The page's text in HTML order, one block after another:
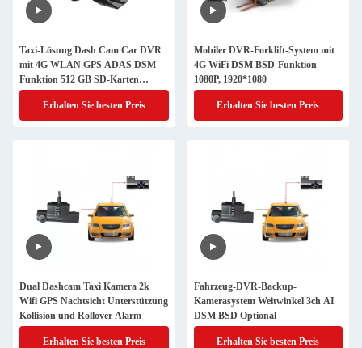
Taxi-Lösung Dash Cam Car DVR
mit 4G WLAN GPS ADAS DSM
Funktion 512 GB SD-Karten
Speicher
Erhalten Sie besten Preis
Mobiler DVR-Forklift-System mit
4G WiFi DSM BSD-Funktion
1080P, 1920*1080
Erhalten Sie besten Preis
Dual Dashcam Taxi Kamera 2k
Wifi GPS Nachtsicht Unterstützung
Kollision und Rollover Alarm
Erhalten Sie besten Preis
Fahrzeug-DVR-Backup-
Kamerasystem Weitwinkel 3ch AI
DSM BSD Optional
Erhalten Sie besten Preis